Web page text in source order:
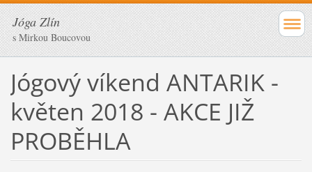
Jóga Zlín
s Mirkou Boucovou
Jógový víkend ANTARIK -
květen 2018 - AKCE JIŽ
PROBĚHLA